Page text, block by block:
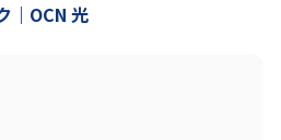
さ
｜OCN 光